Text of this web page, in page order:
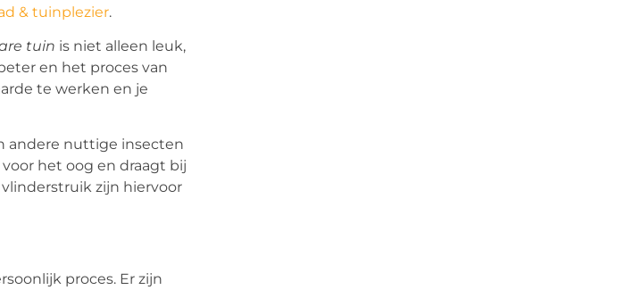
& tuinplezier.
tuin is niet alleen leuk,
en het proces van
te werken en je
andere nuttige insecten
het oog en draagt bij
zijn hiervoor
proces. Er zijn